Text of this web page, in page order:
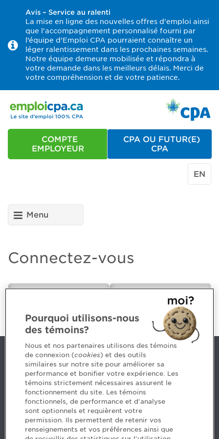
Avis – Service au ralenti
La mise en ligne des nouvelles offres d'emploi ainsi
que l'accompagnement personnalisé fourni par
l’équipe d’Emploi CPA pourraient connaître un
léger ralentissement dans les prochaines semaines.
Notre équipe demeure mobilisée et répondra à
votre demande dans les meilleurs délais. Merci de
votre compréhension et de votre patience.
COMPTE
EMPLOYEUR
CPA OU FUTUR(E)
CPA
EN
Menu
Connectez-vous
CPA
Nous joindre
514 788-1376 1 800 363-4688 [3033]
emploiCPA@cpaquebec.ca
5, Place Ville Marie, bureau 800, Montréal
(Québec)H3B 2G2
www.cpaquebec.ca
Pourquoi utilisons-nous
des témoins?
Nous et nos partenaires utilisons des témoins
de connexion (cookies) et des outils
similaires sur notre site pour améliorer sa
performance et bonifier votre expérience. Les
témoins strictement nécessaires assurent le
fonctionnement du site. Les témoins
fonctionnels, de performance et d'analyse
sont optionnels et requièrent votre
permission. Ils permettent de retenir vos
renseignements et vos préférences ainsi que